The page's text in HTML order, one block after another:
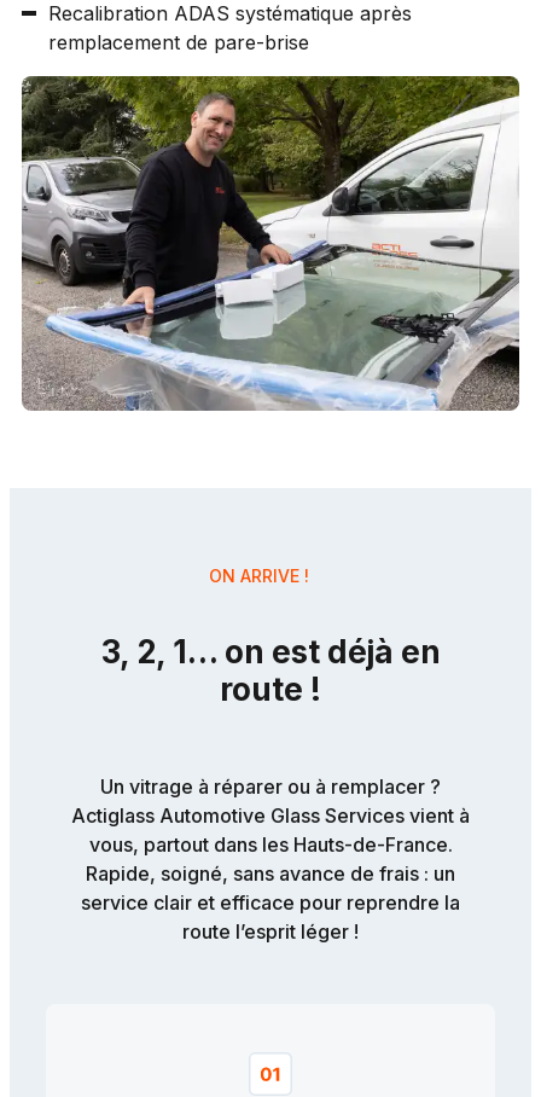
Recalibration ADAS systématique après
remplacement de pare-brise
ON ARRIVE !
3, 2, 1… on est déjà en
route !
Un vitrage à réparer ou à remplacer ?
Actiglass Automotive Glass Services vient à
vous, partout dans les Hauts-de-France.
Rapide, soigné, sans avance de frais : un
service clair et efficace pour reprendre la
route l’esprit léger !